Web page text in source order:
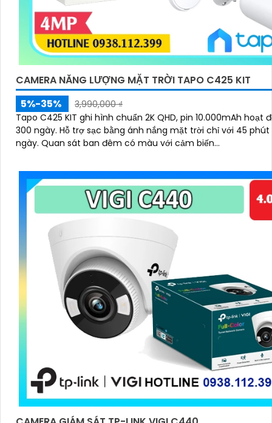
CAMERA NĂNG LƯỢNG MẶT TRỜI TAPO C425 KIT
5%-35%
3,990,000 ₫
Tapo C425 KIT ghi hình chuẩn 2K QHD, pin 10.000mAh hoạt
300 ngày. Hỗ trợ sạc bằng ánh nắng mặt trời chỉ với 45 phút mỗi
ngày. Quan sát ban đêm có màu với cảm biến...